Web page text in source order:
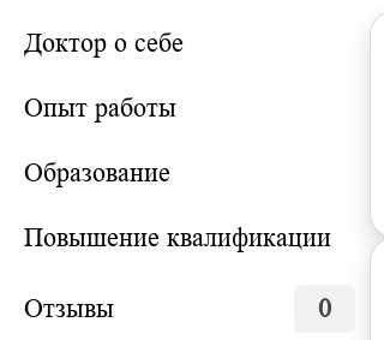
Доктор о себе
Опыт работы
Образование
Повышение квалификации
Отзывы 0